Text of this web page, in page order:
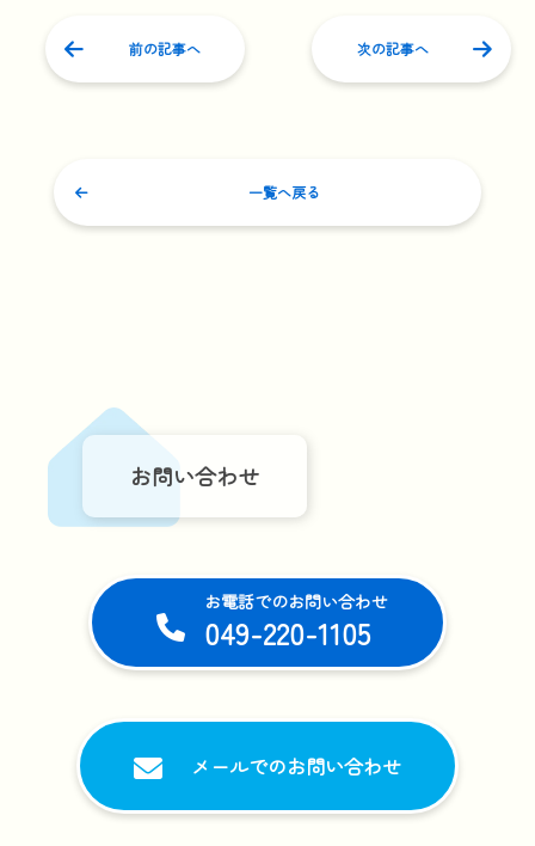
前の記事へ 次の記事へ
一覧へ戻る
お問い合わせ
お電話でのお問い合わせ
049-220-1105
メールでのお問い合わせ